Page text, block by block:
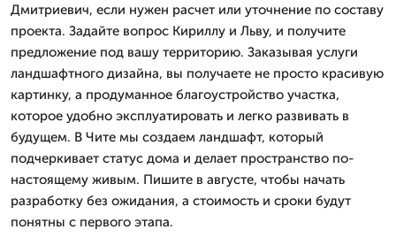
Дмитpиевич, если нужен расчет или уточнение по составу
проекта. Задайте вопрос Кириллу и Льву, и получите
предложение под вашу территорию. Заказывая услуги
ландшафтного дизайна, вы получаете не просто красивую
картинку, а продуманное благоустройство участка,
которое удобно эксплуатировать и легко развивать в
будущем. В Чите мы создаем ландшафт, который
подчеркивает статус дома и делает пространство по-
настоящему живым. Пишите в августе, чтобы начать
разработку без ожидания, а стоимость и сроки будут
понятны с первого этапа.